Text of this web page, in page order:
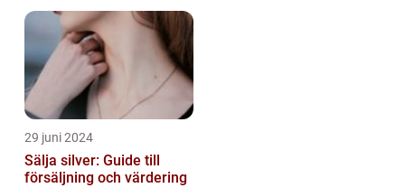
29 juni 2024
Sälja silver: Guide till
försäljning och värdering